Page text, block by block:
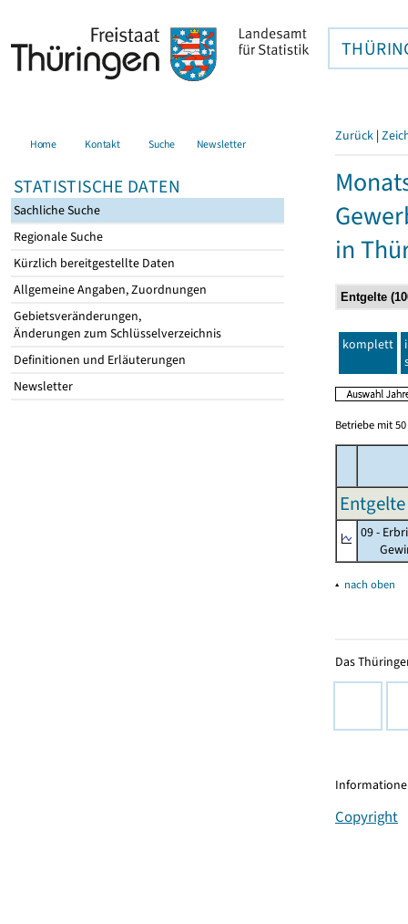
Home Kontakt Suche Newsletter
STATISTISCHE DATEN
Sachliche Suche
Regionale Suche
Kürzlich bereitgestellte Daten
Allgemeine Angaben, Zuordnungen
Gebietsveränderungen,
Änderungen zum Schlüsselverzeichnis
Definitionen und Erläuterungen
Newsletter
Zurück |
in
komplett
Betriebe mit
09 -
▴ nach oben
Das
Copyright